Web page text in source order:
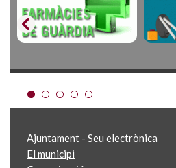
Ajuntament - Seu electrònica
El municipi